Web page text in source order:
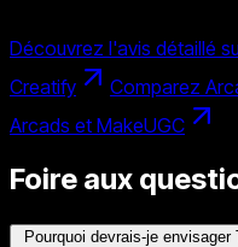
Découvrez l'avis détaillé
Creatify
Comparez
Arcads et MakeUGC
Foire aux
Pourquoi devrais-je